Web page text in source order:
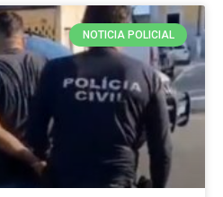
NOTICIA POLICIAL